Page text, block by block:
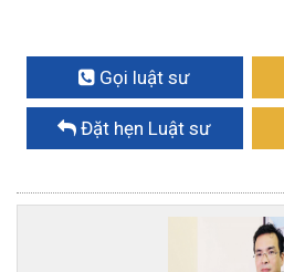
Gọi luật sư
Đặt hẹn Luật sư